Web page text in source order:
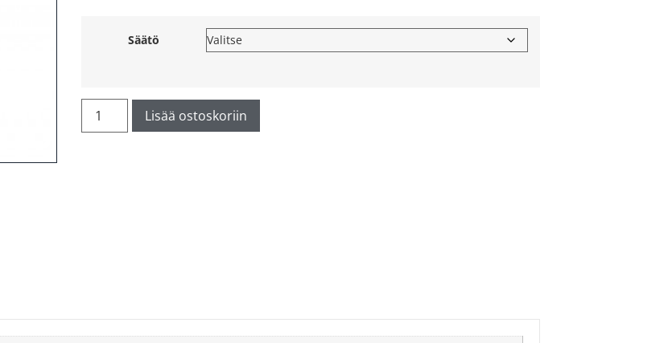
Säätö
Lisää ostoskoriin